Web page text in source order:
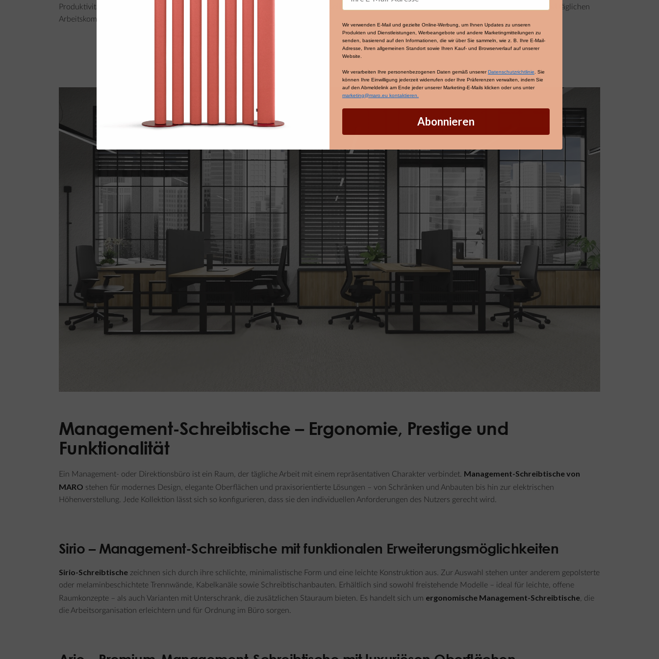
Produktivität deutlich senken. Daher sollten Schreibtische mit Trennwänden, Kabelkanälen und Mediports ausgestattet werden, um Ergonomie und täglichen
Arbeitskomfort zu verbessern.
Management-Schreibtische – Ergonomie, Prestige und
Funktionalität
Ein Management- oder Direktionsbüro ist ein Raum, der tägliche Arbeit mit einem repräsentativen Charakter verbindet. Management-Schreibtische von
MARO stehen für modernes Design, elegante Oberflächen und praxisorientierte Lösungen – von Schränken und Anbauten bis hin zur elektrischen
Höhenverstellung. Jede Kollektion lässt sich so konfigurieren, dass sie den individuellen Anforderungen des Nutzers gerecht wird.
Sirio – Management-Schreibtische mit funktionalen Erweiterungsmöglichkeiten
Sirio-Schreibtische zeichnen sich durch ihre schlichte, minimalistische Form und eine leichte Konstruktion aus. Zur Auswahl stehen unter anderem gepolsterte
oder melaminbeschichtete Trennwände, Kabelkanäle sowie Schreibtischanbauten. Erhältlich sind sowohl freistehende Modelle – ideal für leichte, offene
Raumkonzepte – als auch Varianten mit Unterschrank, die zusätzlichen Stauraum bieten. Es handelt sich um ergonomische Management-Schreibtische , die
die Arbeitsorganisation erleichtern und für Ordnung im Büro sorgen.
Wir verwenden E-Mail und gezielte Online-Werbung, um Ihnen Updates zu unseren
Produkten und Dienstleistungen, Werbeangebote und andere Marketingmitteilungen zu
senden, basierend auf den Informationen, die wir über Sie sammeln, wie z. B. Ihre E-Mail-
Adresse, Ihren allgemeinen Standort sowie Ihren Kauf- und Browserverlauf auf unserer
Website.
Wir verarbeiten Ihre personenbezogenen Daten gemäß unsererDatenschutzrichtlinie . Sie
können Ihre Einwilligung jederzeit widerrufen oder Ihre Präferenzen verwalten, indem Sie
auf den Abmeldelink am Ende jeder unserer Marketing-E-Mails klicken oder uns unter
marketing@maro.eu kontaktieren.
Abonnieren